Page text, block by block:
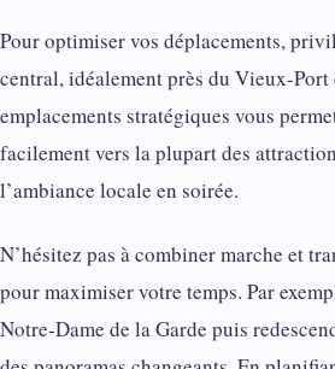
Pour optimiser vos déplacements,
central, idéalement près du Vieux-Port
emplacements stratégiques vous
facilement vers la plupart des
l’ambiance locale en soirée.
N’hésitez pas à combiner marche et
pour maximiser votre temps. Par
Notre-Dame de la Garde puis